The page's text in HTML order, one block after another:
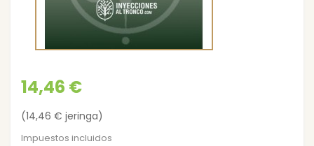
14,46 €
(14,46 € jeringa)
Impuestos incluidos